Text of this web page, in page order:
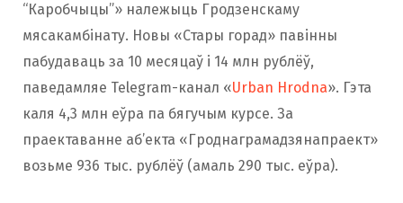
“Каробчыцы”» належыць Гродзенскаму
мясакамбінату. Новы «Стары горад» павінны
пабудаваць за 10 месяцаў і 14 млн рублёў,
паведамляе Telegram-канал «Urban Hrodna». Гэта
каля 4,3 млн еўра па бягучым курсе. За
праектаванне аб’екта «Гроднаграмадзянапраект»
возьме 936 тыс. рублёў (амаль 290 тыс. еўра).